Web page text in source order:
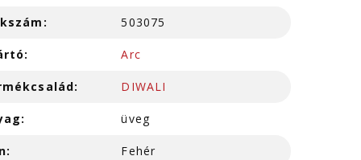
503075
Arc
DIWALI
üveg
Fehér